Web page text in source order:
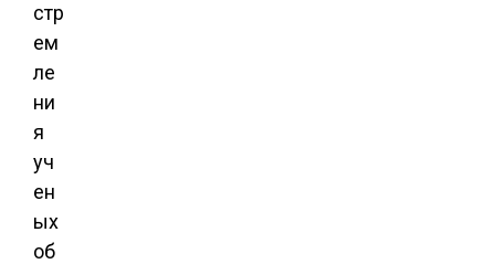
стр
ем
ле
ни
я
уч
ен
ых
об